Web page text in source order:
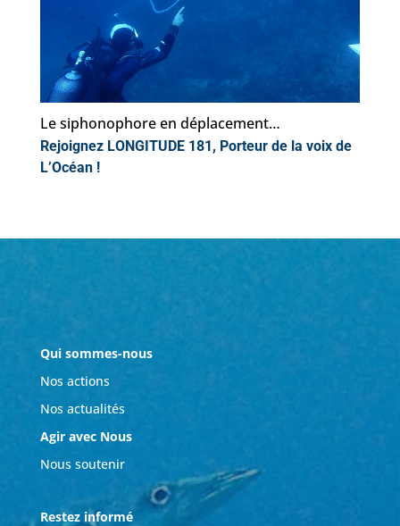
Le siphonophore en déplacement…
Rejoignez LONGITUDE 181, Porteur de la voix de
L’Océan !
Qui sommes-nous
Nos actions
Nos actualités
Agir avec Nous
Nous soutenir
Restez informé